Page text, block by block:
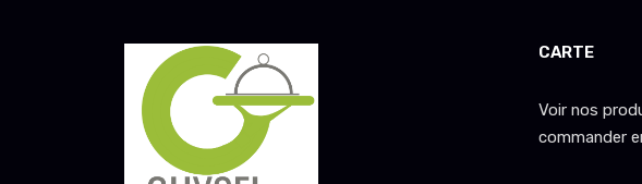
CARTE
Voir nos
commander